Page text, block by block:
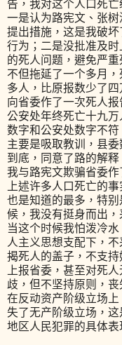
告，我对这个人口死
一是认为路宪文、张
提出措施，这是我破
行为；二是没批准及
的死人问题，避免严
不但拖延了一个多月
多人，比原报数少了
向省委作了一次死人
公安处年终死亡十九
数字和公安处数字不
主要是吸取教训，县
到底，同意了路的解
我与路宪文欺骗省委
上述许多人口死亡的
也是知道的最多，特
候，我没有挺身而出
当这个时候我怕泼冷
人主义思想支配下，
揭死人的盖子，不支
上报省委，甚至对死
歧，但不坚持原则，
在反动资产阶级立场
失了无产阶级立场，
地区人民犯罪的具体表